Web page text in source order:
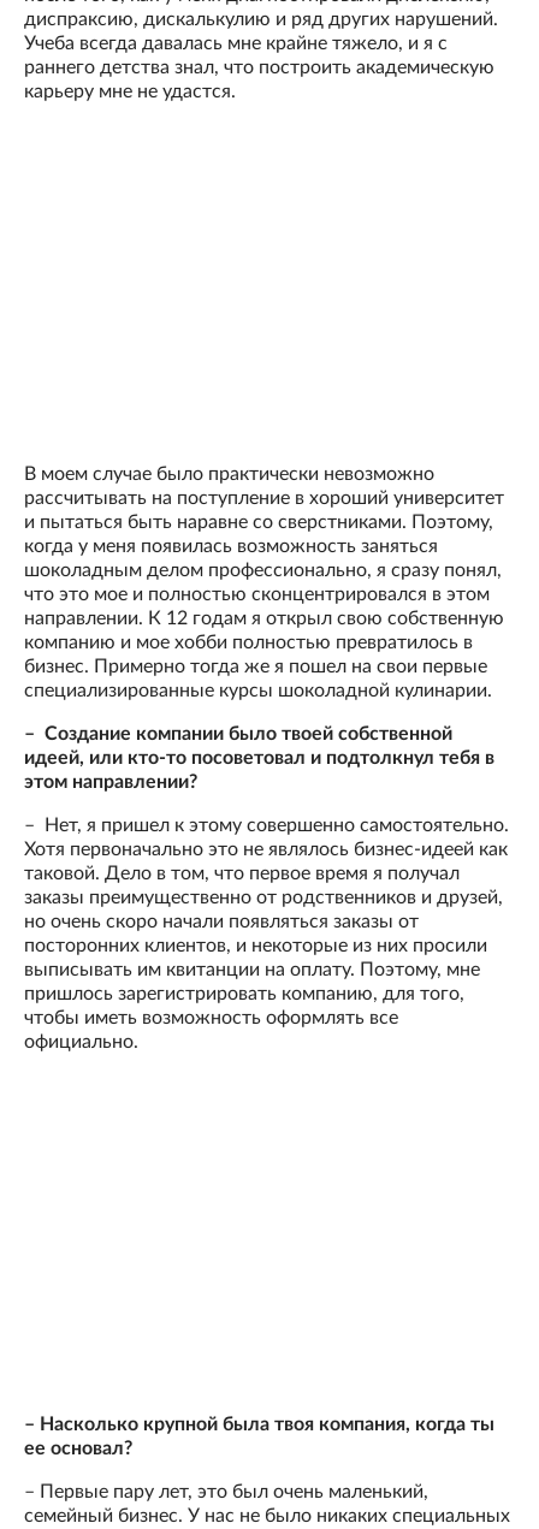
диспраксию, дискалькулию и ряд других нарушений.
Учеба всегда давалась мне крайне тяжело, и я с
раннего детства знал, что построить академическую
карьеру мне не удастся.
В моем случае было практически невозможно
рассчитывать на поступление в хороший университет
и пытаться быть наравне со сверстниками. Поэтому,
когда у меня появилась возможность заняться
шоколадным делом профессионально, я сразу понял,
что это мое и полностью сконцентрировался в этом
направлении. К 12 годам я открыл свою собственную
компанию и мое хобби полностью превратилось в
бизнес. Примерно тогда же я пошел на свои первые
специализированные курсы шоколадной кулинарии.
– Создание компании было твоей собственной
идеей, или кто-то посоветовал и подтолкнул тебя в
этом направлении?
– Нет, я пришел к этому совершенно самостоятельно.
Хотя первоначально это не являлось бизнес-идеей как
таковой. Дело в том, что первое время я получал
заказы преимущественно от родственников и друзей,
но очень скоро начали появляться заказы от
посторонних клиентов, и некоторые из них просили
выписывать им квитанции на оплату. Поэтому, мне
пришлось зарегистрировать компанию, для того,
чтобы иметь возможность оформлять все
официально.
– Насколько крупной была твоя компания, когда ты
ее основал?
– Первые пару лет, это был очень маленький,
семейный бизнес. У нас не было никаких специальных